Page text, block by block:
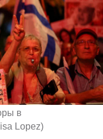
в
Lopez)